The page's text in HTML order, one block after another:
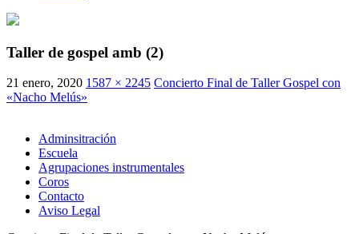
Taller de gospel amb (2)
21 enero, 2020 1587 × 2245 Concierto Final de Taller Gospel con
«Nacho Melús»
Adminsitración
Escuela
Agrupaciones instrumentales
Coros
Contacto
Aviso Legal